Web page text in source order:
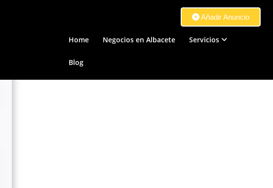
Añadir Anuncio
Home Negocios en Albacete Servicios
Blog